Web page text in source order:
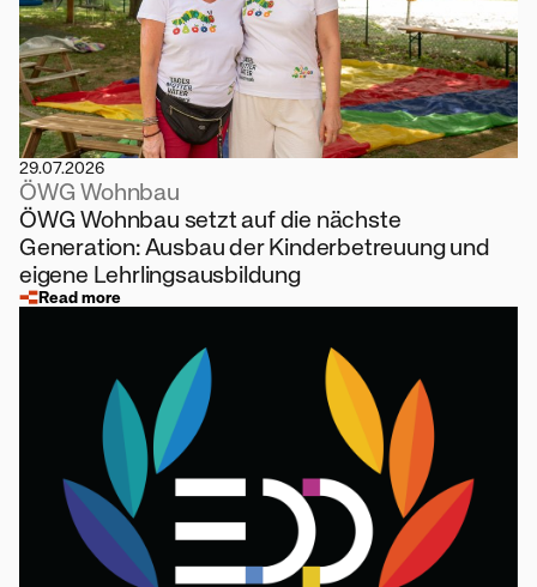
29.07.2026
ÖWG Wohnbau
ÖWG Wohnbau setzt auf die nächste
Generation: Ausbau der Kinderbetreuung und
eigene Lehrlingsausbildung
Read more